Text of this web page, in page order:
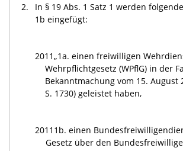
2.
In § 19 Abs. 1 Satz 1 werden
1b eingefügt:
2011„1a. einen freiwilligen
Wehrpflichtgesetz (WPflG) in der
Bekanntmachung vom 15. August
S. 1730) geleistet haben,
2011 1b. einen
Gesetz über den